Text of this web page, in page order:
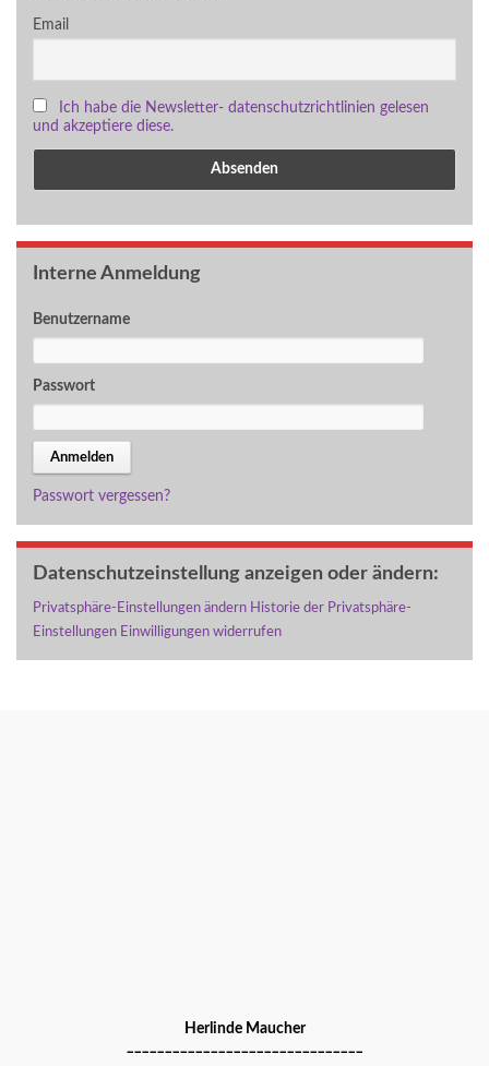
Email
Ich habe die Newsletter- datenschutzrichtlinien gelesen
und akzeptiere diese.
Interne Anmeldung
Benutzername
Passwort
Passwort vergessen?
Datenschutzeinstellung anzeigen oder ändern:
Privatsphäre-Einstellungen ändern Historie der Privatsphäre-
Einstellungen Einwilligungen widerrufen
Herlinde Maucher